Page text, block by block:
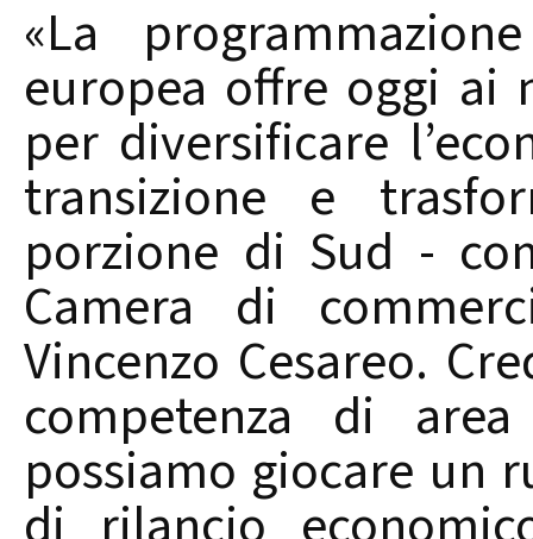
«La
europea offre oggi ai
per diversificare
transizione e
porzione di Sud -
Camera di
Vincenzo Cesareo.
competenza di
possiamo giocare un